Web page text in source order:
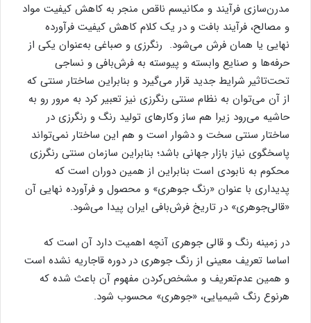
مدرن‌سازی فرآیند و مکانیسم ناقص منجر به کاهش کیفیت مواد
و مصالح، فرآیند بافت و در یک کلام کاهش کیفیت فرآورده
نهایی یا همان فرش می‌شود. رنگرزی و صباغی به‌عنوان یکی از
حرفه‌ها ‌و صنایع وابسته و پیوسته به فرش‌بافی و نساجی
تحت‌تاثیر شرایط جدید قرار می‌گیرد و بنابراین ساختار سنتی که
از آن می‌توان به نظام سنتی رنگرزی نیز تعبیر کرد به مرور رو به
حاشیه می‌رود زیرا هم ساز وکارهای تولید رنگ و رنگرزی در
ساختار سنتی سخت و دشوار است‌ و هم این ساختار نمی‌تواند
پاسخگوی نیاز بازار جهانی باشد؛ بنابراین سازمان سنتی رنگرزی
محکوم به نابودی است‌ بنابراین از همین دوران است که
پدیداری با عنوان «رنگ جوهری» و محصول و فرآورده نهایی آن
«قالی‌جوهری» در تاریخ فرش‌بافی ایران پیدا می‌شود.
در زمینه رنگ و قالی جوهری آنچه اهمیت دارد آن است که
اساسا تعریف معینی از رنگ جوهری در دوره قاجاریه نشده است
و همین عدم‌تعریف و مشخص‌کردن مفهوم آن باعث شده که
هرنوع رنگ شیمیایی، «جوهری» محسوب شود.